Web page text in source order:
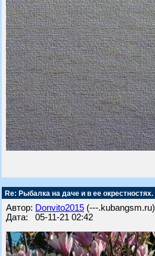
Re: Рыбалка на даче и в ее окрестностях.
Автор: Donvito2015 (---.kubangsm.ru)
Дата: 05-11-21 02:42